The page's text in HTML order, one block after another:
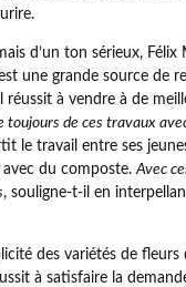
d’un ton sérieux,
une grande source de
réussit à vendre à de
toujours de ces travaux
le travail entre ses
avec du composte.Avec
, souligne-t-il en
des variétés de fleurs
à satisfaire la